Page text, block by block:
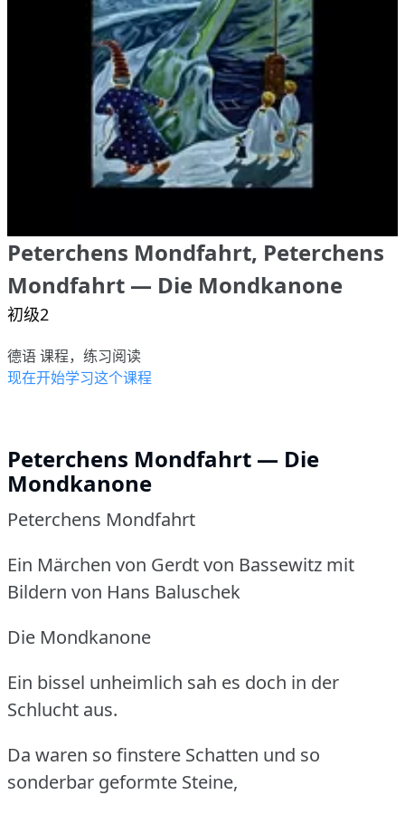
Peterchens Mondfahrt, Peterchens
Mondfahrt — Die Mondkanone
初级2
德语 课程，练习阅读
现在开始学习这个课程
Peterchens Mondfahrt — Die
Mondkanone
Peterchens Mondfahrt
Ein Märchen von Gerdt von Bassewitz mit
Bildern von Hans Baluschek
Die Mondkanone
Ein bissel unheimlich sah es doch in der
Schlucht aus.
Da waren so finstere Schatten und so
sonderbar geformte Steine,